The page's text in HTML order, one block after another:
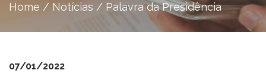
Home / Notícias / Palavra da Presidência
07/01/2022